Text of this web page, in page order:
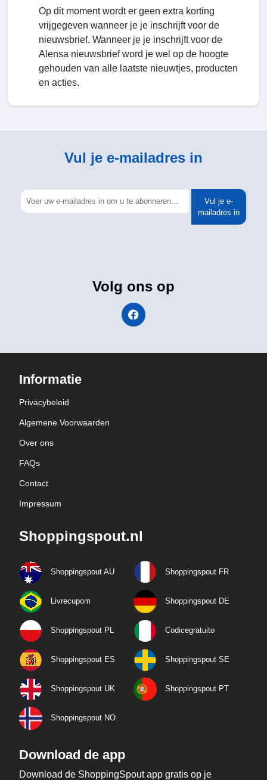
Op dit moment wordt er geen extra korting
vrijgegeven wanneer je je inschrijft voor de
nieuwsbrief. Wanneer je je inschrijft voor de
Alensa nieuwsbrief word je wel op de hoogte
gehouden van alle laatste nieuwtjes, producten
en acties.
Vul je e-mailadres in
Vul je e-
mailadres in
Volg ons op
Informatie
Privacybeleid
Algemene Voorwaarden
Over ons
FAQs
Contact
Impressum
Shoppingspout.nl
Shoppingspout AU Shoppingspout FR
Livrecupom Shoppingspout DE
Shoppingspout PL Codicegratuito
Shoppingspout ES Shoppingspout SE
Shoppingspout UK Shoppingspout PT
Shoppingspout NO
Download de app
Download de ShoppingSpout app gratis op je